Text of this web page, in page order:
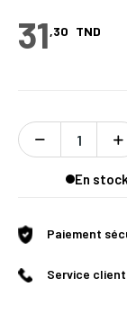
31,30 TND
En
Paiement
Service